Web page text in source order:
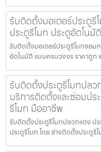
รับติดตั้งมอเตอร์ประตู
ประตูรีโมท ประตูอัตโน
รับติดตั้งมอเตอร์ประตูรีโมทจอม
อัตโนมัติ แบบครบวงจร ราคาถูก
รับติดตั้งประตูรีโมทปลว
บริการติดตั้งและซ่อมปร
รีโมท มืออาชีพ
รับติดตั้งประตูรีโมทปลวกแดง ป
ประตูรีโมท โดย ช่างติดตั้งประตู